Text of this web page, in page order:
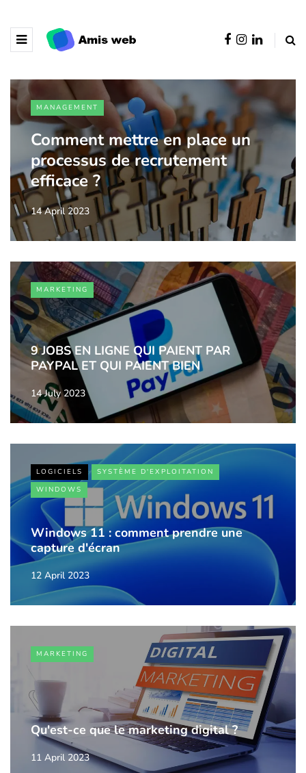
MANAGEMENT
Comment mettre en place un
processus de recrutement
efficace ?
14 April 2023
MARKETING
9 JOBS EN LIGNE QUI PAIENT PAR
PAYPAL ET QUI PAIENT BIEN
14 July 2023
LOGICIELS
SYSTÈME D'EXPLOITATION
WINDOWS
Windows 11 : comment prendre une
capture d'écran
12 April 2023
MARKETING
Qu'est-ce que le marketing digital ?
11 April 2023